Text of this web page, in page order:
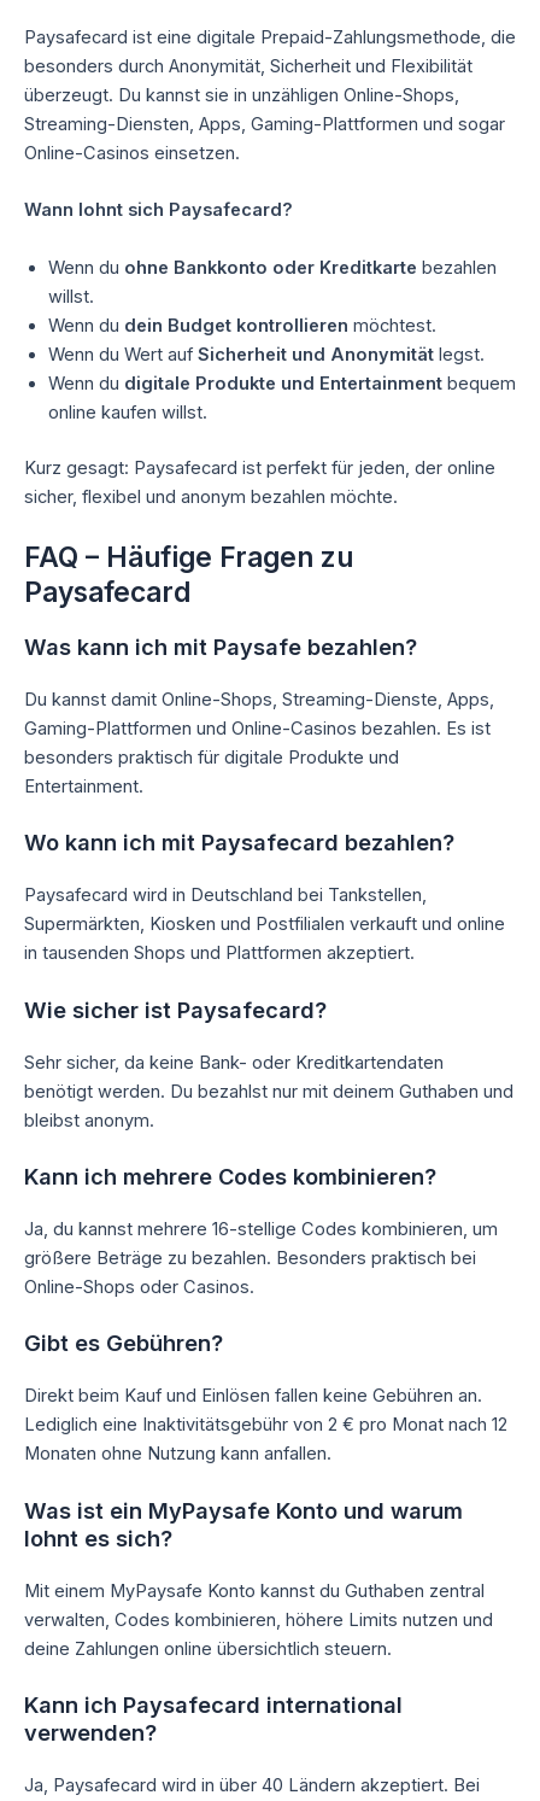
Paysafecard ist eine digitale Prepaid-Zahlungsmethode, die
besonders durch Anonymität, Sicherheit und Flexibilität
überzeugt. Du kannst sie in unzähligen Online-Shops,
Streaming-Diensten, Apps, Gaming-Plattformen und sogar
Online-Casinos einsetzen.
Wann lohnt sich Paysafecard?
Wenn du ohne Bankkonto oder Kreditkarte bezahlen
willst.
Wenn du dein Budget kontrollieren möchtest.
Wenn du Wert auf Sicherheit und Anonymität legst.
Wenn du digitale Produkte und Entertainment bequem
online kaufen willst.
Kurz gesagt: Paysafecard ist perfekt für jeden, der online
sicher, flexibel und anonym bezahlen möchte.
FAQ – Häufige Fragen zu
Paysafecard
Was kann ich mit Paysafe bezahlen?
Du kannst damit Online-Shops, Streaming-Dienste, Apps,
Gaming-Plattformen und Online-Casinos bezahlen. Es ist
besonders praktisch für digitale Produkte und
Entertainment.
Wo kann ich mit Paysafecard bezahlen?
Paysafecard wird in Deutschland bei Tankstellen,
Supermärkten, Kiosken und Postfilialen verkauft und online
in tausenden Shops und Plattformen akzeptiert.
Wie sicher ist Paysafecard?
Sehr sicher, da keine Bank- oder Kreditkartendaten
benötigt werden. Du bezahlst nur mit deinem Guthaben und
bleibst anonym.
Kann ich mehrere Codes kombinieren?
Ja, du kannst mehrere 16-stellige Codes kombinieren, um
größere Beträge zu bezahlen. Besonders praktisch bei
Online-Shops oder Casinos.
Gibt es Gebühren?
Direkt beim Kauf und Einlösen fallen keine Gebühren an.
Lediglich eine Inaktivitätsgebühr von 2 € pro Monat nach 12
Monaten ohne Nutzung kann anfallen.
Was ist ein MyPaysafe Konto und warum
lohnt es sich?
Mit einem MyPaysafe Konto kannst du Guthaben zentral
verwalten, Codes kombinieren, höhere Limits nutzen und
deine Zahlungen online übersichtlich steuern.
Kann ich Paysafecard international
verwenden?
Ja, Paysafecard wird in über 40 Ländern akzeptiert. Bei